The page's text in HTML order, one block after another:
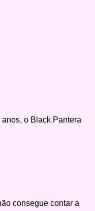
o Black Pantera
consegue contar a